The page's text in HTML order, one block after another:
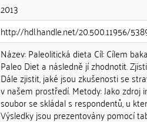
2013
http://hdl.handle.net/20.500.11956/
Název: Paleolitická dieta Cíl: Cílem
Paleo Diet a následně jí zhodnotit.
Dále zjistit, jaké jsou zkušenosti se
v našem prostředí. Metody: Jako
soubor se skládal s respondentů, u
Výsledky jsou prezentovány pomocí